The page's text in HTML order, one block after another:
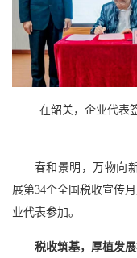
在韶关，企业代表
春和景明，万物向
展第34个全国税收宣传
业代表参加。
税收筑基，厚植发